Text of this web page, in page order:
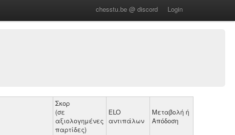
chesstu.be @ discord Login
Σκορ
(σε
αξιολογημένες
παρτίδες)
ELO
αντιπάλων
Μεταβολή ή
Απόδοση